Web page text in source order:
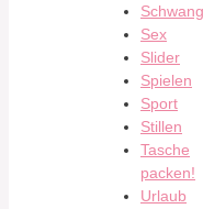
Sex
Slider
Spielen
Sport
Stillen
Tasche
packen!
Urlaub